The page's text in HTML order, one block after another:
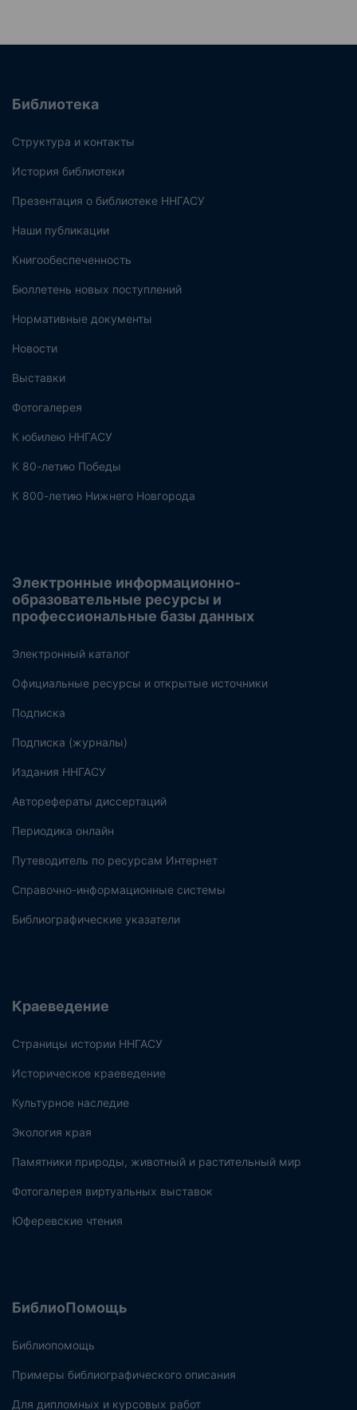
Библиотека
Структура и контакты
История библиотеки
Презентация о библиотеке ННГАСУ
Наши публикации
Книгообеспеченность
Бюллетень новых поступлений
Нормативные документы
Новости
Выставки
Фотогалерея
К юбилею ННГАСУ
К 80-летию Победы
К 800-летию Нижнего Новгорода
Электронные информационно-
образовательные ресурсы и
профессиональные базы данных
Электронный каталог
Официальные ресурсы и открытые источники
Подписка
Подписка (журналы)
Издания ННГАСУ
Авторефераты диссертаций
Периодика онлайн
Путеводитель по ресурсам Интернет
Справочно-информационные системы
Библиографические указатели
Краеведение
Страницы истории ННГАСУ
Историческое краеведение
Культурное наследие
Экология края
Памятники природы, животный и растительный мир
Фотогалерея виртуальных выставок
Юферевские чтения
БиблиоПомощь
Библиопомощь
Примеры библиографического описания
Для дипломных и курсовых работ